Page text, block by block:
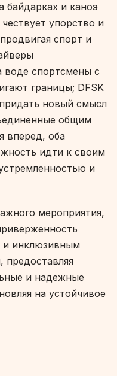
байдарках и каноэ
упорство и
спорт и
воде спортсмены с
границы; DFSK
новый смысл
общим
вперед, оба
идти к своим
и
мероприятия,
и инклюзивным
предоставляя
и надежные
на устойчивое